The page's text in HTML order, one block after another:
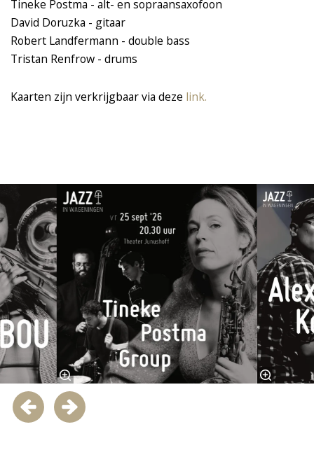
Tineke Postma - alt- en sopraansaxofoon
David Doruzka - gitaar
Robert Landfermann - double bass
Tristan Renfrow - drums
Kaarten zijn verkrijgbaar via deze link.